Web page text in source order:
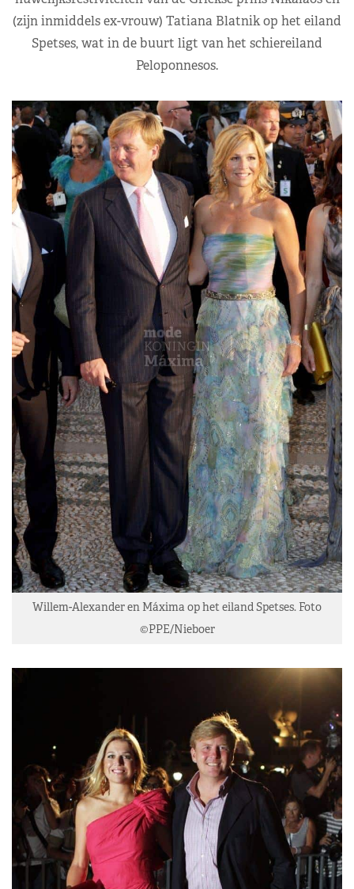
(zijn inmiddels ex-vrouw) Tatiana Blatnik op het eiland
Spetses, wat in de buurt ligt van het schiereiland
Peloponnesos.
Willem-Alexander en Máxima op het eiland Spetses. Foto
©PPE/Nieboer